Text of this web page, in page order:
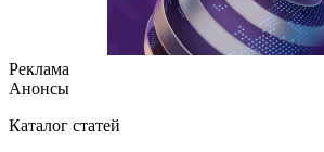
Реклама
Анонсы
Каталог статей